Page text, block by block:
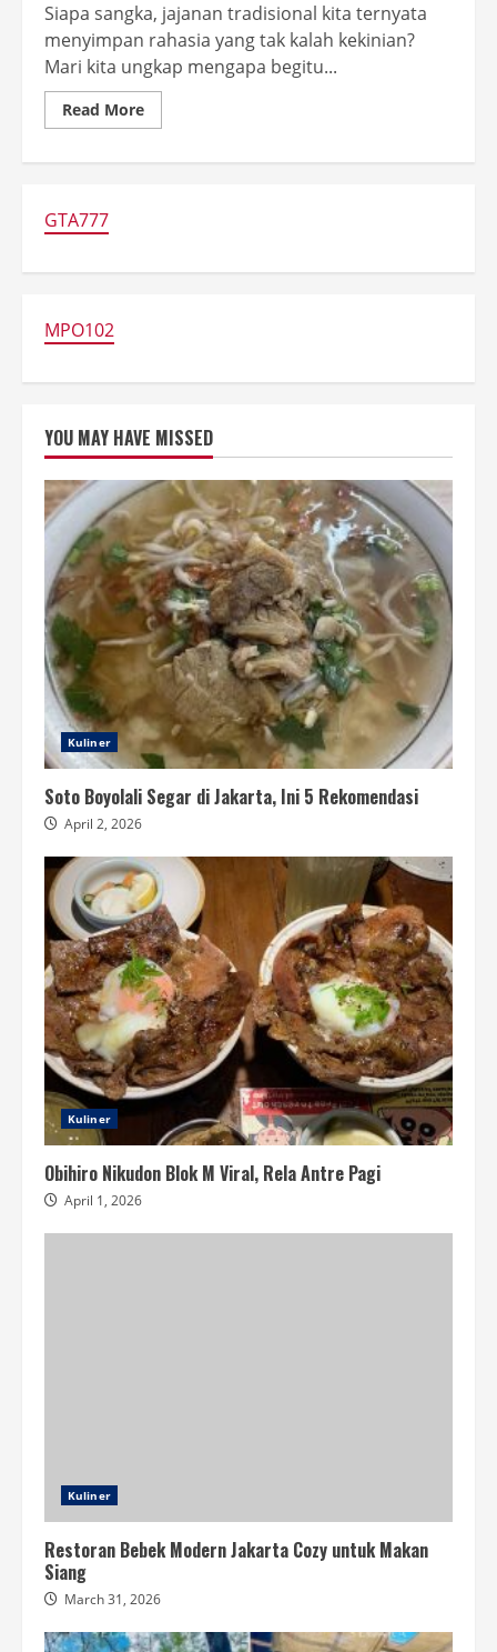
Siapa sangka, jajanan tradisional kita ternyata
menyimpan rahasia yang tak kalah kekinian?
Mari kita ungkap mengapa begitu...
Read MoreRead
more
GTA777
MPO102
YOU MAY HAVE MISSED
Kuliner
Soto Boyolali Segar di Jakarta, Ini 5 Rekomendasi
April 2, 2026
Kuliner
Obihiro Nikudon Blok M Viral, Rela Antre Pagi
April 1, 2026
Kuliner
Restoran Bebek Modern Jakarta Cozy untuk Makan
Siang
March 31, 2026